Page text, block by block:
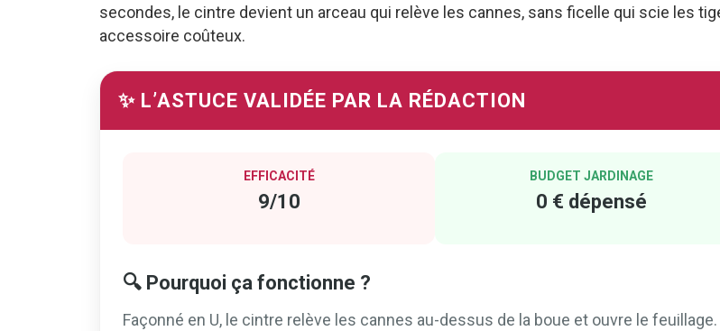
secondes, le cintre devient un arceau qui relève les cannes, sans ficelle qui scie les
accessoire coûteux.
✨ L’ASTUCE VALIDÉE PAR LA RÉDACTION
EFFICACITÉ
9/10
BUDGET JARDINAGE
0 € dépensé
🔍 Pourquoi ça fonctionne ?
Façonné en U, le cintre relève les cannes au-dessus de la boue et ouvre le feuillage.